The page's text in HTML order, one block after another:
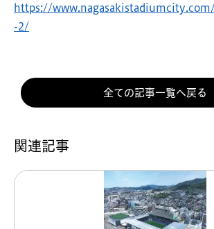
https://
-2/
全ての記事一覧へ戻る
関連記事